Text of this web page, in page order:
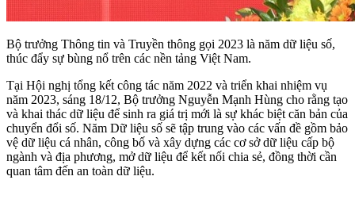
Bộ trưởng Thông tin và Truyền thông gọi 2023 là năm dữ liệu số,
thúc đẩy sự bùng nổ trên các nền tảng Việt Nam.
Tại Hội nghị tổng kết công tác năm 2022 và triển khai nhiệm vụ
năm 2023, sáng 18/12, Bộ trưởng Nguyễn Mạnh Hùng cho rằng tạo
và khai thác dữ liệu để sinh ra giá trị mới là sự khác biệt căn bản của
chuyển đổi số. Năm Dữ liệu số sẽ tập trung vào các vấn đề gồm bảo
vệ dữ liệu cá nhân, công bố và xây dựng các cơ sở dữ liệu cấp bộ
ngành và địa phương, mở dữ liệu để kết nối chia sẻ, đồng thời cần
quan tâm đến an toàn dữ liệu.